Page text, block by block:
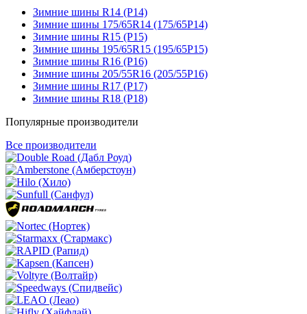
Зимние шины R14 (Р14)
Зимние шины 175/65R14 (175/65Р14)
Зимние шины R15 (Р15)
Зимние шины 195/65R15 (195/65Р15)
Зимние шины R16 (Р16)
Зимние шины 205/55R16 (205/55Р16)
Зимние шины R17 (Р17)
Зимние шины R18 (Р18)
Популярные производители
Все производители